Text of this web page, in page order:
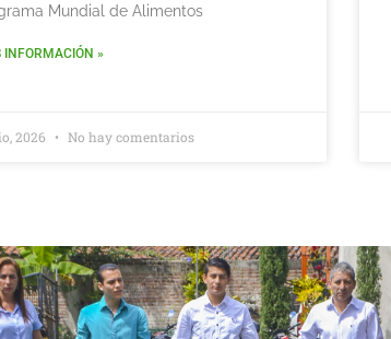
Mundial de Alimentos
INFORMACIÓN »
2026 No hay comentarios